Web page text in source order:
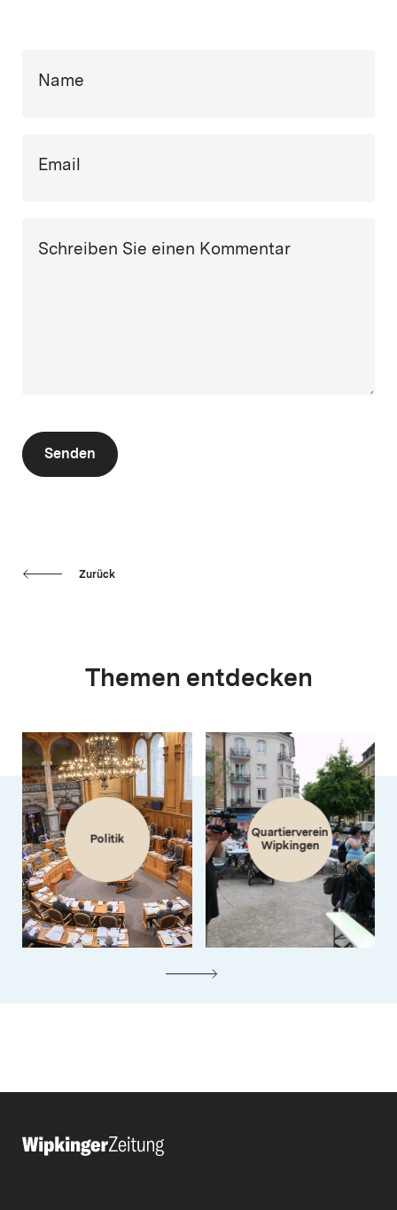
Name
Email
Schreiben Sie einen Kommentar
Senden
Zurück
Themen entdecken
Politik
Quartierverein
Wipkingen